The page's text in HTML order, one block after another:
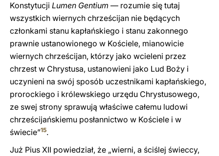
Konstytucji Lumen Gentium — rozumie się tutaj
wszystkich wiernych chrześcijan nie będących
członkami stanu kapłańskiego i stanu zakonnego
prawnie ustanowionego w Kościele, mianowicie
wiernych chrześcijan, którzy jako wcieleni przez
chrzest w Chrystusa, ustanowieni jako Lud Boży i
uczynieni na swój sposób uczestnikami kapłańskiego,
prorockiego i królewskiego urzędu Chrystusowego,
ze swej strony sprawują właściwe całemu ludowi
chrześcijańskiemu posłannictwo w Kościele i w
świecie”15.
Już Pius XII powiedział, że „wierni, a ściślej świeccy,